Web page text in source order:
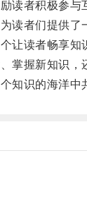
者积极参与
者们提供了
读者畅享知
握新知识，
识的海洋中